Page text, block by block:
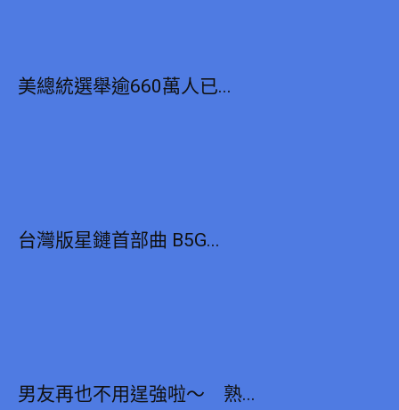
美總統選舉逾660萬人已...
台灣版星鏈首部曲 B5G...
男友再也不用逞強啦～ 熟...